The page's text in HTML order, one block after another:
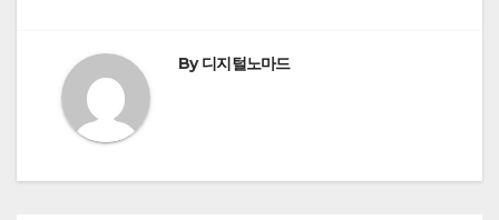
By디지털노마드